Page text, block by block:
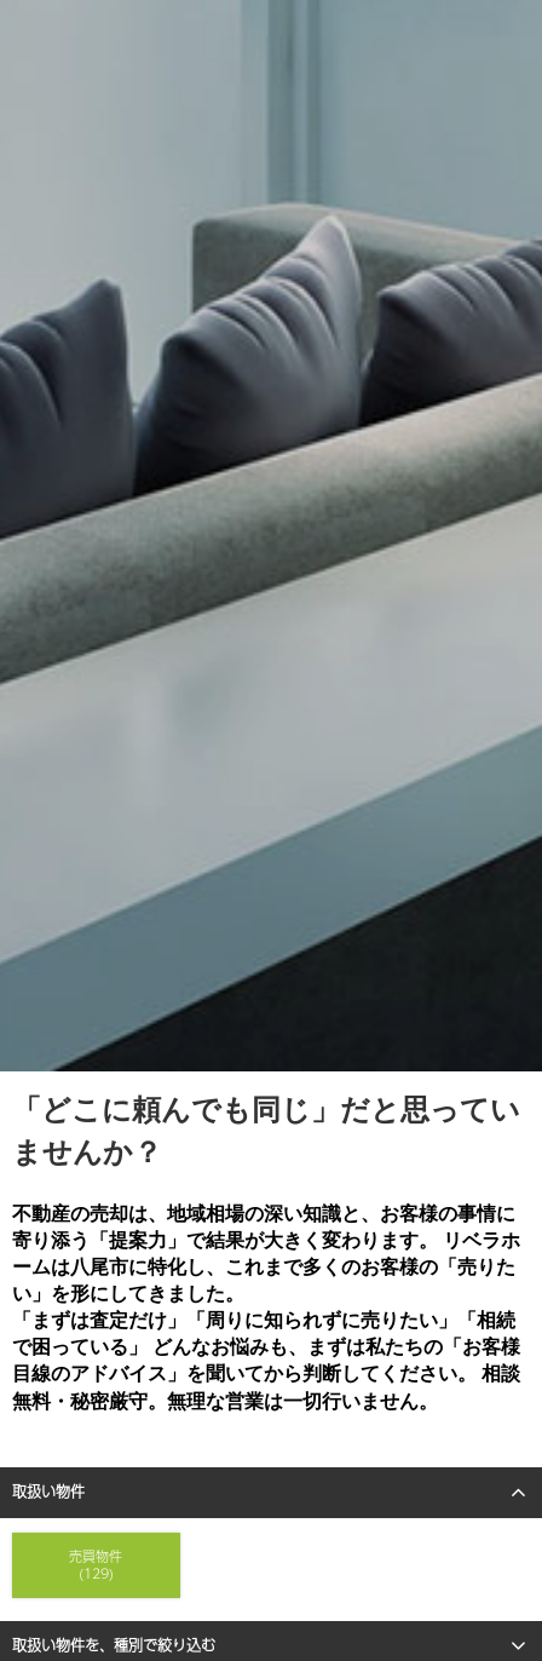
「どこに頼んでも同じ」だと思ってい
ませんか？
不動産の売却は、地域相場の深い知識と、お客様の事情に
寄り添う「提案力」で結果が大きく変わります。 リベラホ
ームは八尾市に特化し、これまで多くのお客様の「売りた
い」を形にしてきました。
「まずは査定だけ」「周りに知られずに売りたい」「相続
で困っている」 どんなお悩みも、まずは私たちの「お客様
目線のアドバイス」を聞いてから判断してください。 相談
無料・秘密厳守。無理な営業は一切行いません。
取扱い物件
売買物件
(129)
取扱い物件を、種別で絞り込む